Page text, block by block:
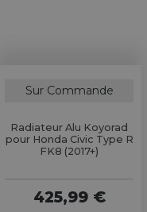
Sur Commande
Radiateur Alu Koyorad
pour Honda Civic Type R
FK8 (2017+)
425,99 €